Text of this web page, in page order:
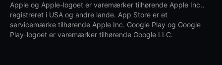
Apple og Apple-logoet er varemærker tilhørende Apple Inc.,
registreret i USA og andre lande. App Store er et
servicemærke tilhørende Apple Inc. Google Play og Google
Play-logoet er varemærker tilhørende Google LLC.